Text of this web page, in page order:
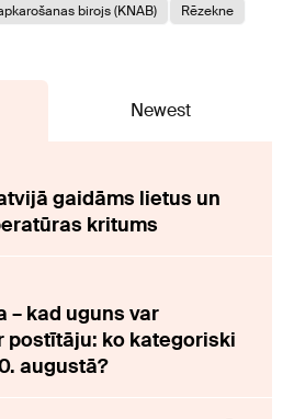
birojs (KNAB)
Rēzekne
Newest
gaidāms lietus un
kritums
– kad uguns var
postītāju: ko kategoriski
augustā?